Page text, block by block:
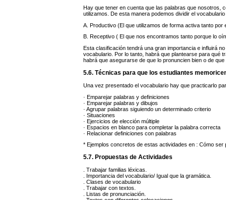
Hay que tener en cuenta que las palabras que nosotros,
utilizamos. De esta manera podemos dividir el vocabulario
A. Productivo (El que utilizamos de forma activa tanto por
B. Receptivo ( El que nos encontramos tanto porque lo
Esta clasificación tendrá una gran importancia e influirá
vocabulario. Por lo tanto, habrá que plantearse para qué
habrá que asegurarse de que lo pronuncien bien o de
5.6. Técnicas para que los estudiantes
Una vez presentado el vocabulario hay que practicarlo
· Emparejar palabras y definiciones
· Emparejar palabras y dibujos
· Agrupar palabras siguiendo un determinado criterio
· Situaciones
· Ejercicios de elección múltiple
· Espacios en blanco para completar la palabra correcta
· Relacionar definiciones con palabras
* Ejemplos concretos de estas actividades en : Cómo
5.7. Propuestas de Actividades
. Trabajar familias léxicas.
. Importancia del vocabulario/ Igual que la gramática.
. Clases de vocabulario
. Trabajar con textos.
. Listas de pronunciación.